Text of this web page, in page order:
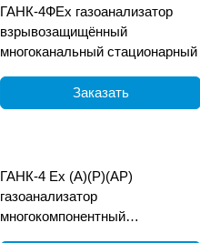
ГАНК-4ФEx газоанализатор
взрывозащищённый
многоканальный стационарный
Заказать
ГАНК-4 Ех (А)(Р)(АР)
газоанализатор
многокомпонентный